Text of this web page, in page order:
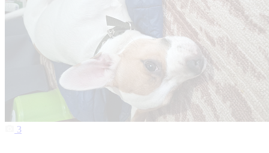
3